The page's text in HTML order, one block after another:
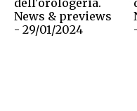
dell'orologeria.
News & previews
- 29/01/2024